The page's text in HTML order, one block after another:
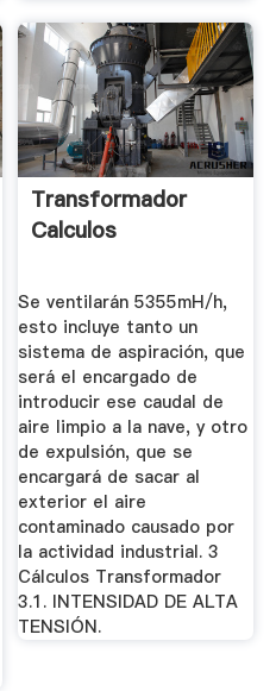
Transformador
Calculos
Se ventilarán 5355mH/h,
esto incluye tanto un
sistema de aspiración, que
será el encargado de
introducir ese caudal de
aire limpio a la nave, y otro
de expulsión, que se
encargará de sacar al
exterior el aire
contaminado causado por
la actividad industrial. 3
Cálculos Transformador
3.1. INTENSIDAD DE ALTA
TENSIÓN.